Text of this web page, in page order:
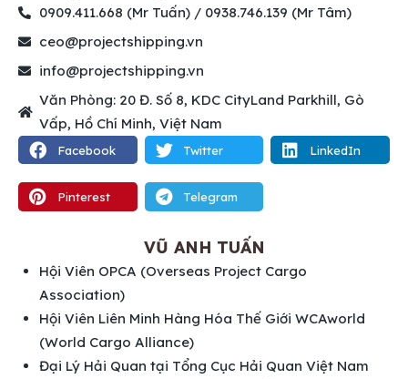
0909.411.668 (Mr Tuấn) / 0938.746.139 (Mr Tâm)
ceo@projectshipping.vn
info@projectshipping.vn
Văn Phòng: 20 Đ. Số 8, KDC CityLand Parkhill, Gò
Vấp, Hồ Chí Minh, Việt Nam
Facebook Twitter LinkedIn
Pinterest Telegram
VŨ ANH TUẤN
Hội Viên OPCA (Overseas Project Cargo
Association)
Hội Viên Liên Minh Hàng Hóa Thế Giới WCAworld
(World Cargo Alliance)
Đại Lý Hải Quan tại Tổng Cục Hải Quan Việt Nam